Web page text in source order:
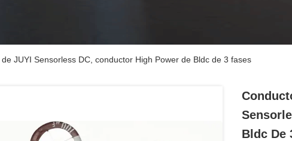
JUYI Sensorless DC, conductor High Power de Bldc de 3 fases
Bldc De